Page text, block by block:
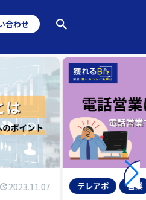
合わせ
2023.11.07 テレアポ 営業